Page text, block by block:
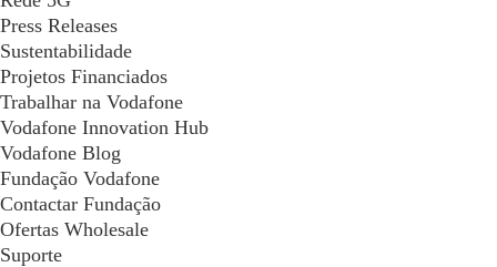
Press Releases
Sustentabilidade
Projetos Financiados
Trabalhar na Vodafone
Vodafone Innovation Hub
Vodafone Blog
Fundação Vodafone
Contactar Fundação
Ofertas Wholesale
Suporte